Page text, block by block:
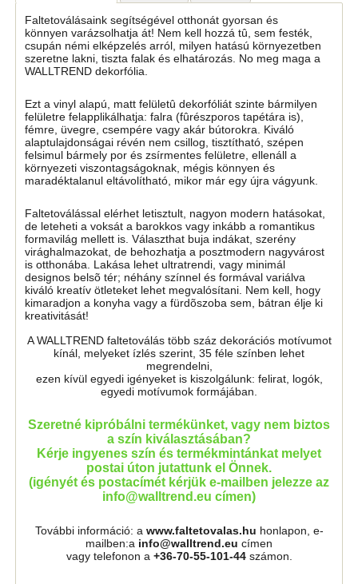
Faltetoválásaink segítségével otthonát gyorsan és
könnyen varázsolhatja át! Nem kell hozzá tû, sem festék,
csupán némi elképzelés arról, milyen hatású környezetben
szeretne lakni, tiszta falak és elhatározás. No meg maga a
WALLTREND dekorfólia.
Ezt a vinyl alapú, matt felületû dekorfóliát szinte bármilyen
felületre felapplikálhatja: falra (fûrészporos tapétára is),
fémre, üvegre, csempére vagy akár bútorokra. Kiváló
alaptulajdonságai révén nem csillog, tisztítható, szépen
felsimul bármely por és zsírmentes felületre, ellenáll a
környezeti viszontagságoknak, mégis könnyen és
maradéktalanul eltávolítható, mikor már egy újra vágyunk.
Faltetoválással elérhet letisztult, nagyon modern hatásokat,
de leteheti a voksát a barokkos vagy inkább a romantikus
formavilág mellett is. Választhat buja indákat, szerény
virághalmazokat, de behozhatja a posztmodern nagyvárost
is otthonába. Lakása lehet ultratrendi, vagy minimál
designos belsõ tér; néhány színnel és formával variálva
kiváló kreatív ötleteket lehet megvalósítani. Nem kell, hogy
kimaradjon a konyha vagy a fürdõszoba sem, bátran élje ki
kreativitását!
A WALLTREND faltetoválás több száz dekorációs motívumot
kínál, melyeket ízlés szerint, 35 féle színben lehet
megrendelni,
ezen kívül egyedi igényeket is kiszolgálunk: felirat, logók,
egyedi motívumok formájában.
Szeretné kipróbálni termékünket, vagy nem biztos
a szín kiválasztásában?
Kérje ingyenes szín és termékmintánkat melyet
postai úton jutattunk el Önnek.
(igényét és postacímét kérjük e-mailben jelezze az
info@walltrend.eu címen)
További információ: a www.faltetovalas.hu honlapon, e-
mailben:a info@walltrend.eu címen
vagy telefonon a +36-70-55-101-44 számon.